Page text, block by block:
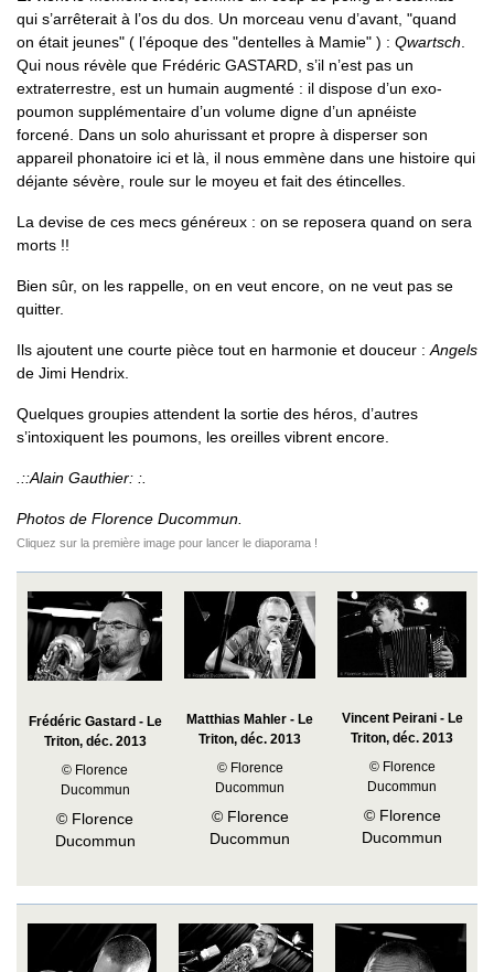
qui s’arrêterait à l’os du dos. Un morceau venu d’avant, "quand
on était jeunes" ( l’époque des "dentelles à Mamie" ) : Qwartsch
Qui nous révèle que Frédéric GASTARD, s’il n’est pas un
extraterrestre, est un humain augmenté : il dispose d’un exo-
poumon supplémentaire d’un volume digne d’un apnéiste
forcené. Dans un solo ahurissant et propre à disperser son
appareil phonatoire ici et là, il nous emmène dans une histoire qui
déjante sévère, roule sur le moyeu et fait des étincelles.
La devise de ces mecs généreux : on se reposera quand on sera
morts !!
Bien sûr, on les rappelle, on en veut encore, on ne veut pas se
quitter.
Ils ajoutent une courte pièce tout en harmonie et douceur : Angels
de Jimi Hendrix.
Quelques groupies attendent la sortie des héros, d’autres
s’intoxiquent les poumons, les oreilles vibrent encore.
.::Alain Gauthier: :.
Photos de Florence Ducommun.
Cliquez sur la première image pour lancer le diaporama !
Frédéric Gastard - Le
Triton, déc. 2013
© Florence
Ducommun
© Florence
Ducommun
Matthias Mahler - Le
Triton, déc. 2013
© Florence
Ducommun
© Florence
Ducommun
Vincent Peirani - Le
Triton, déc. 2013
© Florence
Ducommun
© Florence
Ducommun